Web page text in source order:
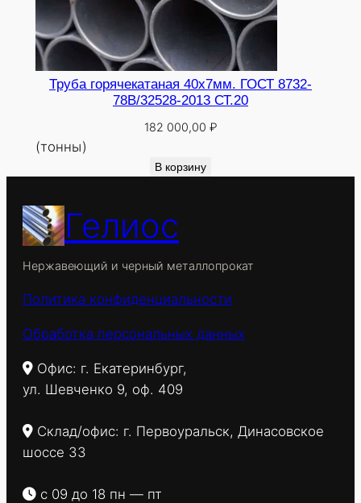
Труба горячекатаная 40х7мм. ГОСТ 8732-
78В/32528-2013 СТ.20
182 000,00 ₽
(тонны)
В корзину
Гелиос
Нержавеющий и черный металлопрокат
Политика конфиденциальности
Обработка персональных данных
Офис: г. Екатеринбург,
ул. Шевченко 9, оф. 409
Склад/офис: г. Первоуральск, Динасовское
шоссе 33
с 09 до 18 пн — пт